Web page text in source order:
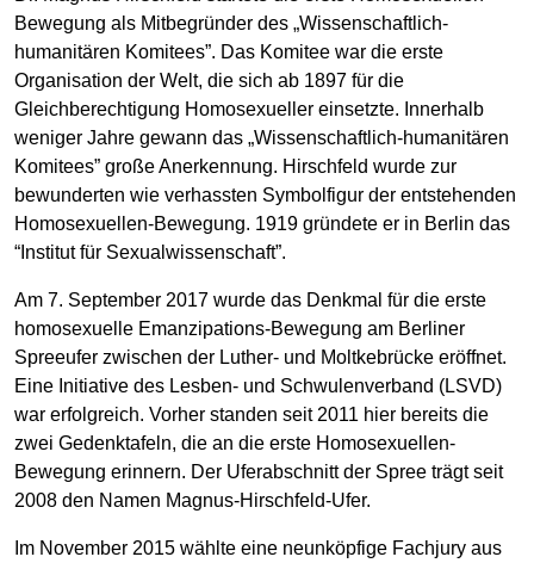
Bewegung als Mitbegründer des „Wissenschaftlich-
humanitären Komitees”. Das Komitee war die erste
Organisation der Welt, die sich ab 1897 für die
Gleichberechtigung Homosexueller einsetzte. Innerhalb
weniger Jahre gewann das „Wissenschaftlich-humanitären
Komitees” große Anerkennung. Hirschfeld wurde zur
bewunderten wie verhassten Symbolfigur der entstehenden
Homosexuellen-Bewegung. 1919 gründete er in Berlin das
“Institut für Sexualwissenschaft”.
Am 7. September 2017 wurde das Denkmal für die erste
homosexuelle Emanzipations-Bewegung am Berliner
Spreeufer zwischen der Luther- und Moltkebrücke eröffnet.
Eine Initiative des Lesben- und Schwulenverband (LSVD)
war erfolgreich. Vorher standen seit 2011 hier bereits die
zwei Gedenktafeln, die an die erste Homosexuellen-
Bewegung erinnern. Der Uferabschnitt der Spree trägt seit
2008 den Namen Magnus-Hirschfeld-Ufer.
Im November 2015 wählte eine neunköpfige Fachjury aus